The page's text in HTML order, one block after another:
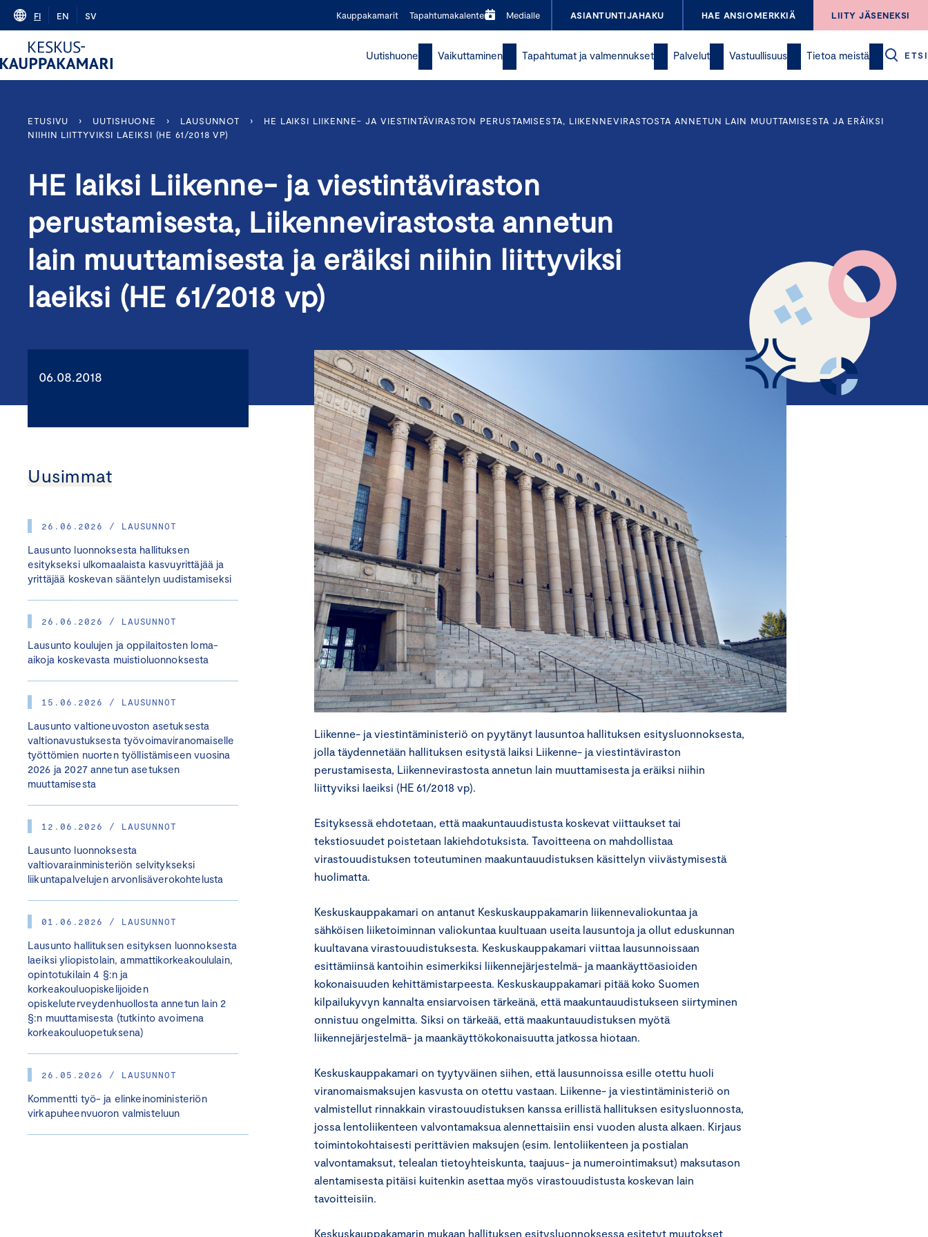
Skip
content
FI EN SV Kauppakamarit Tapahtumakalenteri Medialle ASIANTUNTIJAHAKU HAE ANSIOMERKKIÄ LIITY JÄSENEKSI
Uutishuone Vaikuttaminen Tapahtumat ja valmennukset Palvelut Vastuullisuus Tietoa meistä ETSI
ETUSIVU › UUTISHUONE › LAUSUNNOT ›
HE LAIKSI LIIKENNE- JA VIESTINTÄVIRASTON PERUSTAMISESTA, LIIKENNEVIRASTOSTA ANNETUN LAIN MUUTTAMISESTA JA ERÄIKSI
NIIHIN LIITTYVIKSI LAEIKSI (HE 61/2018 VP)
HE laiksi Liikenne- ja viestintäviraston
perustamisesta, Liikennevirastosta annetun
lain muuttamisesta ja eräiksi niihin liittyviksi
laeiksi (HE 61/2018 vp)
06.08.2018
Uusimmat
26.06.2026 / LAUSUNNOT
Lausunto luonnoksesta hallituksen
esitykseksi ulkomaalaista kasvuyrittäjää ja
yrittäjää koskevan sääntelyn uudistamiseksi
26.06.2026 / LAUSUNNOT
Lausunto koulujen ja oppilaitosten loma-
aikoja koskevasta muistioluonnoksesta
15.06.2026 / LAUSUNNOT
Lausunto valtioneuvoston asetuksesta
valtionavustuksesta työvoimaviranomaiselle
työttömien nuorten työllistämiseen vuosina
2026 ja 2027 annetun asetuksen
muuttamisesta
12.06.2026 / LAUSUNNOT
Lausunto luonnoksesta
valtiovarainministeriön selvitykseksi
liikuntapalvelujen arvonlisäverokohtelusta
01.06.2026 / LAUSUNNOT
Lausunto hallituksen esityksen luonnoksesta
laeiksi yliopistolain, ammattikorkeakoululain,
opintotukilain 4 §:n ja
korkeakouluopiskelijoiden
opiskeluterveydenhuollosta annetun lain 2
§:n muuttamisesta (tutkinto avoimena
korkeakouluopetuksena)
26.05.2026 / LAUSUNNOT
Kommentti työ- ja elinkeinoministeriön
virkapuheenvuoron valmisteluun
Liikenne- ja viestintäministeriö on pyytänyt lausuntoa hallituksen esitysluonnoksesta,
jolla täydennetään hallituksen esitystä laiksi Liikenne- ja viestintäviraston
perustamisesta, Liikennevirastosta annetun lain muuttamisesta ja eräiksi niihin
liittyviksi laeiksi (HE 61/2018 vp).
Esityksessä ehdotetaan, että maakuntauudistusta koskevat viittaukset tai
tekstiosuudet poistetaan lakiehdotuksista. Tavoitteena on mahdollistaa
virastouudistuksen toteutuminen maakuntauudistuksen käsittelyn viivästymisestä
huolimatta.
Keskuskauppakamari on antanut Keskuskauppakamarin liikennevaliokuntaa ja
sähköisen liiketoiminnan valiokuntaa kuultuaan useita lausuntoja ja ollut eduskunnan
kuultavana virastouudistuksesta. Keskuskauppakamari viittaa lausunnoissaan
esittämiinsä kantoihin esimerkiksi liikennejärjestelmä- ja maankäyttöasioiden
kokonaisuuden kehittämistarpeesta. Keskuskauppakamari pitää koko Suomen
kilpailukyvyn kannalta ensiarvoisen tärkeänä, että maakuntauudistukseen siirtyminen
onnistuu ongelmitta. Siksi on tärkeää, että maakuntauudistuksen myötä
liikennejärjestelmä- ja maankäyttökokonaisuutta jatkossa hiotaan.
Keskuskauppakamari on tyytyväinen siihen, että lausunnoissa esille otettu huoli
viranomaismaksujen kasvusta on otettu vastaan. Liikenne- ja viestintäministeriö on
valmistellut rinnakkain virastouudistuksen kanssa erillistä hallituksen esitysluonnosta,
jossa lentoliikenteen valvontamaksua alennettaisiin ensi vuoden alusta alkaen. Kirjaus
toimintokohtaisesti perittävien maksujen (esim. lentoliikenteen ja postialan
valvontamaksut, telealan tietoyhteiskunta, taajuus- ja numerointimaksut) maksutason
alentamisesta pitäisi kuitenkin asettaa myös virastouudistusta koskevan lain
tavoitteisiin.
Keskuskauppakamarin mukaan hallituksen esitysluonnoksessa esitetyt muutokset